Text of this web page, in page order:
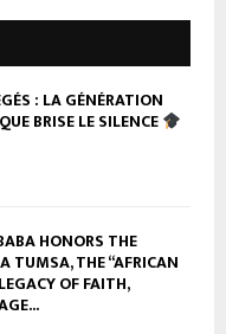
: LA GÉNÉRATION
BRISE LE SILENCE
HONORS THE
TUMSA, THE “AFRICAN
OF FAITH,